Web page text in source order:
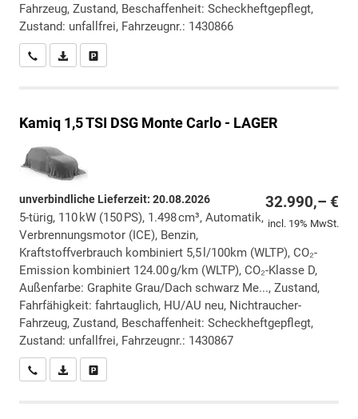
Fahrzeug, Zustand, Beschaffenheit: Scheckheftgepflegt,
Zustand: unfallfrei, Fahrzeugnr.: 1430866
Wir rufen Sie anPDF-Datei, Fahrzeugexposé drucken
Kamiq 1,5 TSI DSG Monte Carlo - LAGER
32.990,– €
incl. 19% MwSt.
unverbindliche Lieferzeit: 20.08.2026
5-türig, 110 kW (150 PS), 1.498 cm³, Automatik,
Verbrennungsmotor (ICE), Benzin,
Kraftstoffverbrauch kombiniert 5,5 l/100km (WLTP), CO₂-
Emission kombiniert 124.00 g/km (WLTP), CO₂-Klasse D,
Außenfarbe: Graphite Grau/Dach schwarz Me..., Zustand,
Fahrfähigkeit: fahrtauglich, HU/AU neu, Nichtraucher-
Fahrzeug, Zustand, Beschaffenheit: Scheckheftgepflegt,
Zustand: unfallfrei, Fahrzeugnr.: 1430867
Wir rufen Sie anPDF-Datei, Fahrzeugexposé drucken